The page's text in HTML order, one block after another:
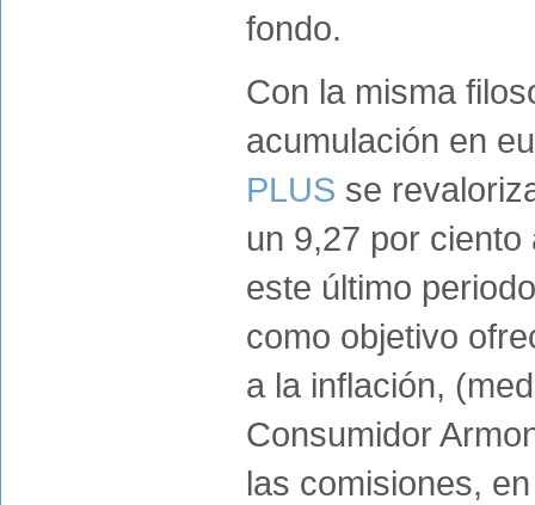
fondo.
Con la misma
acumulación en
PLUS se
un 9,27 por
este último
como objetivo
a la inflación,
Consumidor
las comisiones,